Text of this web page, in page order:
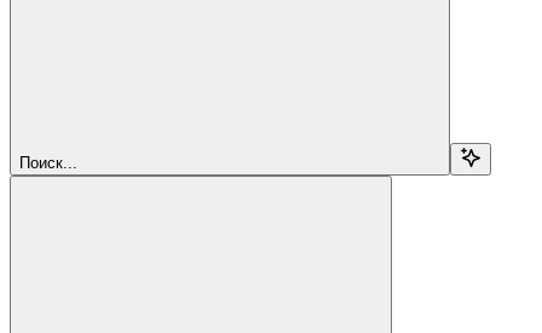
Поиск...